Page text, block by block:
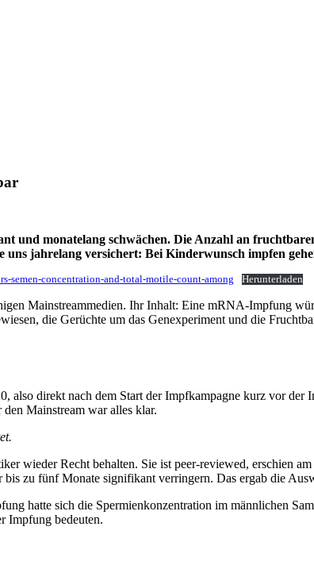
und monatelang schwächen. Die Anzahl an
uns jahrelang versichert: Bei Kinderwunsch impfen
semen-concentration-and-total-motile-count-among Herunterladen
Mainstreammedien. Ihr Inhalt: Eine mRNA-Impfung
die Gerüchte um das Genexperiment und die
direkt nach dem Start der Impfkampagne kurz vor
Mainstream war alles klar.
wieder Recht behalten. Sie ist peer-reviewed, erschien
zu fünf Monate signifikant verringern. Das ergab die
hatte sich die Spermienkonzentration im männlichen
Impfung bedeuten.